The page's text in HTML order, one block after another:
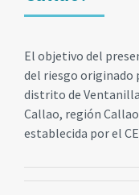
El objetivo del
del riesgo originado
distrito de
Callao, región
establecida por el